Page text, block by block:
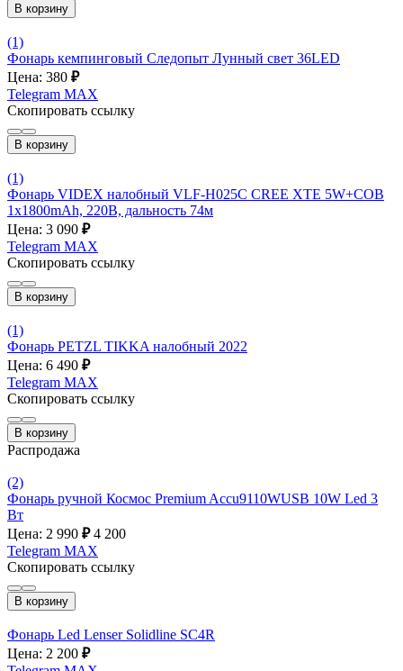
В корзину
(1)
Фонарь кемпинговый Следопыт Лунный свет 36LED
Цена: 380 ₽
Telegram MAX
Скопировать ссылку
В корзину
(1)
Фонарь VIDEX налобный VLF-H025C CREE XTE 5W+COB
1x1800mAh, 220B, дальность 74м
Цена: 3 090 ₽
Telegram MAX
Скопировать ссылку
В корзину
(1)
Фонарь PETZL TIKKA налобный 2022
Цена: 6 490 ₽
Telegram MAX
Скопировать ссылку
В корзину
Распродажа
(2)
Фонарь ручной Космос Premium Accu9110WUSB 10W Led 3
Вт
Цена: 2 990 ₽ 4 200
Telegram MAX
Скопировать ссылку
В корзину
Фонарь Led Lenser Solidline SC4R
Цена: 2 200 ₽